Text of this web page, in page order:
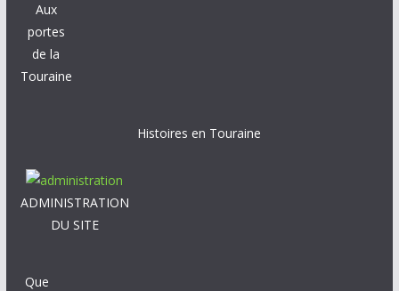
Aux
portes
de la
Touraine
Histoires en Touraine
ADMINISTRATION
DU SITE
Que